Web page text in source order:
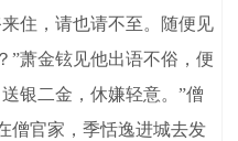
住，请也请不至。随便见
”萧金铉见他出语不俗，便
银二金，休嫌轻意。”僧
僧官家，季恬逸进城去发